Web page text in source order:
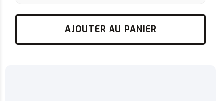
AJOUTER AU PANIER